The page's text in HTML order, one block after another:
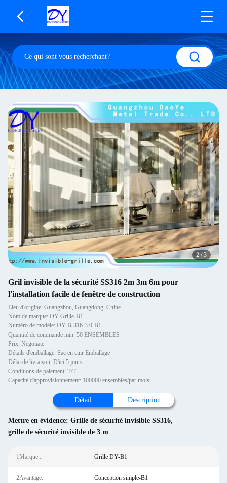
2 /3
Gril invisible de la sécurité SS316 2m 3m 6m pour
l'installation facile de fenêtre de construction
Lieu d'origine: Guangzhou, Guangdong, Chine
Nom de marque: DY Grille-B1
Numéro de modèle: DY-B-316-3.0-B1
Quantité de commande min: 50 ENSEMBLES
Prix: Negotiate
Détails d'emballage: Sac en cuir Emballage
Délai de livraison: D'ici 5 jours
Conditions de paiement: T/T
Capacité d'approvisionnement: 100000 ensembles/par mois
Détail Description
Mettre en évidence: Grille de sécurité invisible SS316,
grille de sécurité invisible de 3 m
1Marque :: Grille DY-B1
2Avantage: Conception simple-B1